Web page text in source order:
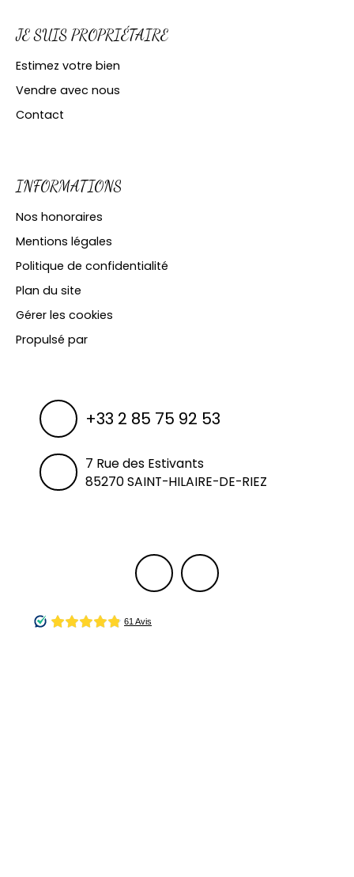
JE SUIS PROPRIÉTAIRE
Estimez votre bien
Vendre avec nous
Contact
INFORMATIONS
Nos honoraires
Mentions légales
Politique de confidentialité
Plan du site
Gérer les cookies
Propulsé par
+33 2 85 75 92 53
7 Rue des Estivants
85270 SAINT-HILAIRE-DE-RIEZ